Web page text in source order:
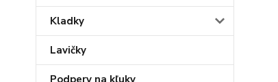
Kladky
Lavičky